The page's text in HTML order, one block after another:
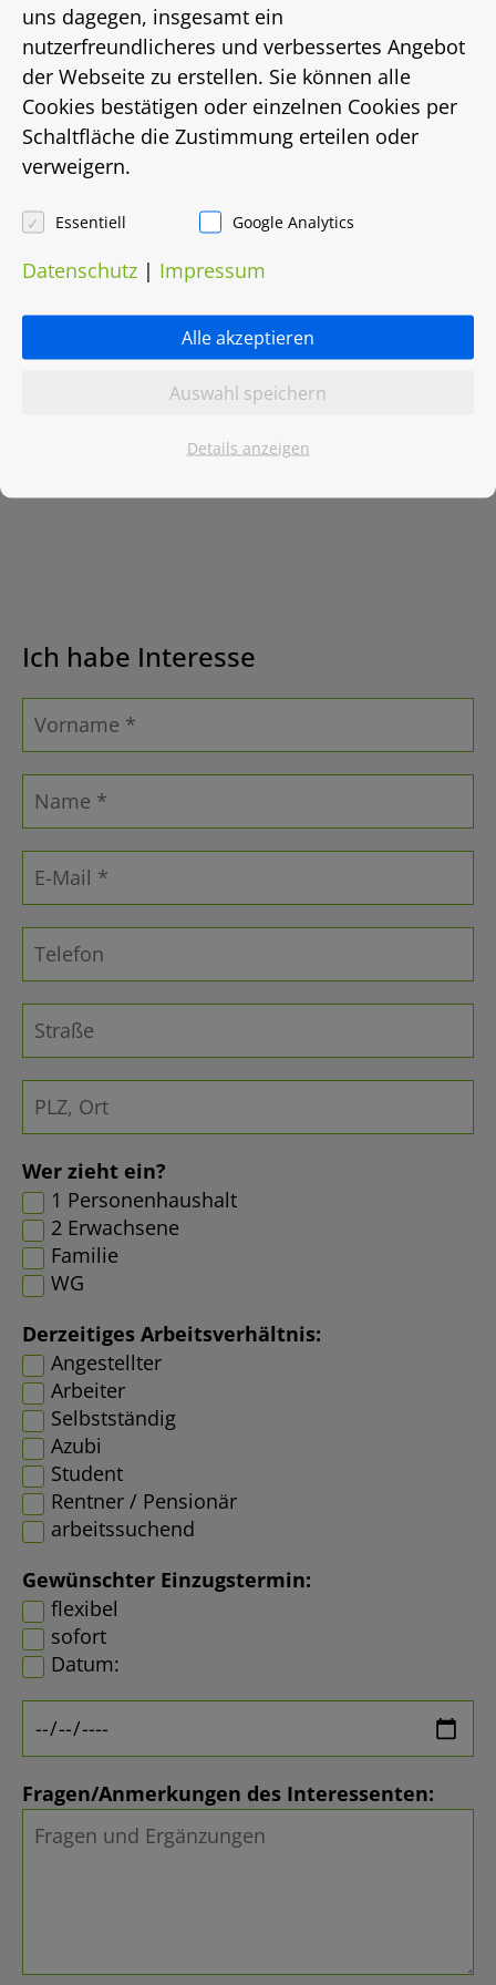
Energieausweistyp
bis
Energiebedarf in Kwh/(m²/a)
122
Energieträger
Fernwärme
Ich habe Interesse
Wer zieht ein?
1 Personenhaushalt
2 Erwachsene
Familie
WG
Derzeitiges Arbeitsverhältnis:
Angestellter
Arbeiter
Selbstständig
Azubi
Student
Rentner / Pensionär
arbeitssuchend
Gewünschter Einzugstermin:
flexibel
sofort
Datum:
Fragen/Anmerkungen des Interessenten:
uns dagegen, insgesamt ein
nutzerfreundlicheres und verbessertes Angebot
der Webseite zu erstellen. Sie können alle
Cookies bestätigen oder einzelnen Cookies per
Schaltfläche die Zustimmung erteilen oder
verweigern.
Essentiell Google Analytics
Datenschutz | Impressum
Alle akzeptieren
Auswahl speichern
Details anzeigen